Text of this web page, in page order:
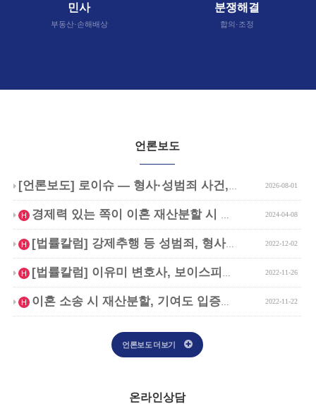
민사
부동산·손해배상
분쟁해결
합의·조정
언론보도
[언론보도] 로이슈 — 형사·성범죄 사건, … 2026-08-01
H
인기글
경제력 있는 쪽이 이혼 재산분할 시 무조건 … 2024-04-08
H
인기글
[법률칼럼] 강제추행 등 성범죄, 형사전문변… 2022-12-02
H
인기글
[법률칼럼] 이유미 변호사, 보이스피싱 가담… 2022-11-26
H
인기글
이혼 소송 시 재산분할, 기여도 입증과 은닉… 2022-11-22
언론보도 더보기
온라인상담